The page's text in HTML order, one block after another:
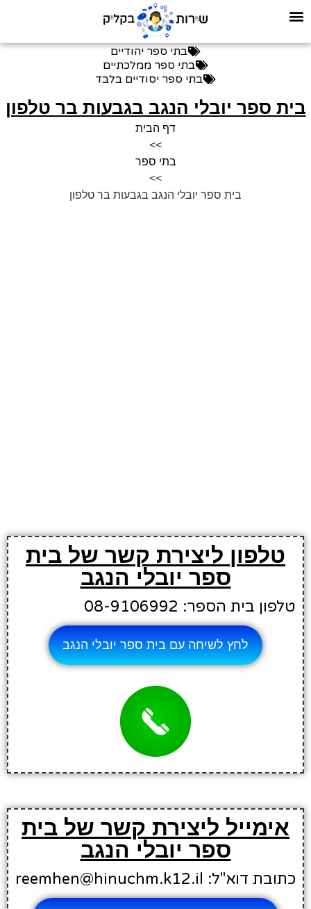
בתי ספר יהודיים
בתי ספר ממלכתיים
בתי ספר יסודיים בלבד
בית ספר יובלי הנגב בגבעות בר טלפון
דף הבית
>>
בתי ספר
>>
בית ספר יובלי הנגב בגבעות בר טלפון
טלפון ליצירת קשר של בית
ספר יובלי הנגב
טלפון בית הספר: 08-9106992
לחץ לשיחה עם בית ספר יובלי הנגב
אימייל ליצירת קשר של בית
ספר יובלי הנגב
כתובת דוא"ל: reemhen@hinuchm.k12.il